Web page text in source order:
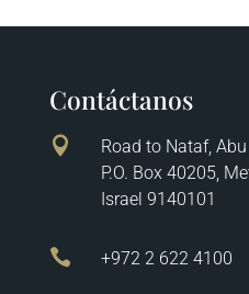
Contáctanos

Road to Nataf,
P.O. Box 40205,
Israel 9140101
 +972 2 622 4100